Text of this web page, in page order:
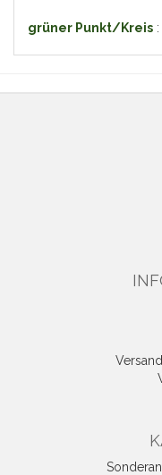
grüner Punkt/Kreis